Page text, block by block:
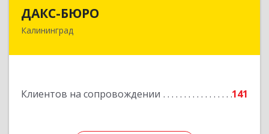
ДАКС-БЮРО
Калининград
Клиентов на сопровождении 141
236006, Калининградская обл, Калининград г,